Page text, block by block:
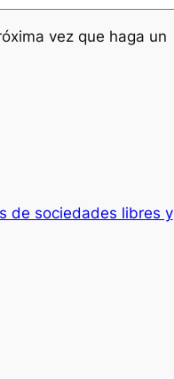
vez que haga un
de sociedades libres y